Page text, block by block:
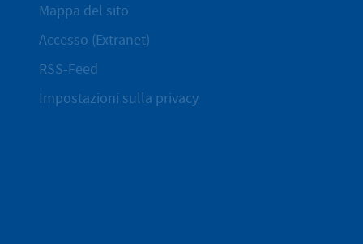
Mappa del sito
Accesso (Extranet)
RSS-Feed
Impostazioni sulla privacy